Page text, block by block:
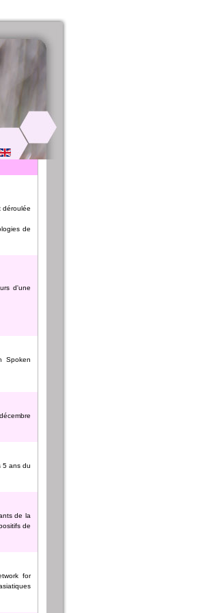
déroulée
de
d'une
Spoken
5 ans du
de la
de
for